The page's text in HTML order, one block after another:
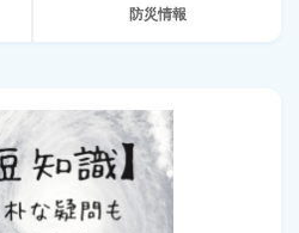
防災情報